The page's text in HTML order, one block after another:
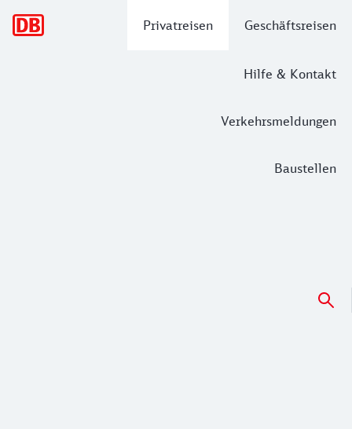
Privatreisen Geschäftsreisen
Hilfe & Kontakt
Verkehrsmeldungen
Baustellen